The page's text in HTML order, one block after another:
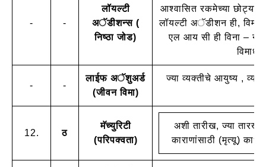
- -
लॉयल्टी
अॅडीशन्स (
निष्ठा जोड)
आश्वासित रकमेच्या छोट्या
लॉयल्टी अॅडीशन ही, विमा
एल आय सी ही विना –
- -
लाईफ अॅशुअर्ड
(जीवन विमा)
ज्या व्यक्तीचे आयुष्य ,
12. ठ
मॅच्युरिटी
(परिपक्वता)
अशी तारीख, ज्या
काराणांसाठी (मृत्यू)